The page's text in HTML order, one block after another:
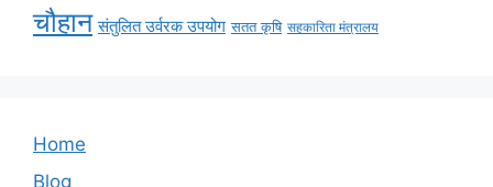
चौहान संतुलित उर्वरक उपयोग सतत कृषि सहकारिता मंत्रालय
Home
Blog